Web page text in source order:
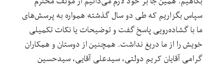
سپاس بگزاریم که طی دو سال گذشته همواره به پرسش‌های
ما با گشاده‌رویی پاسخ گفت و توضیحات یا نکات تکمیلی
خویش را از ما دریغ نداشت. همچنین از دوستان و همکاران
گرامی آقایان کریم دولتی، سیدعلی آقایی، سیدحسین